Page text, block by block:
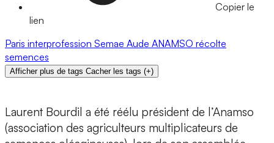
Copier le
lien
Paris interprofession Semae Aude ANAMSO récolte
semences
Afficher plus de tags Cacher les tags (+)
Laurent Bourdil a été réélu président de l’Anamso
(association des agriculteurs multiplicateurs de